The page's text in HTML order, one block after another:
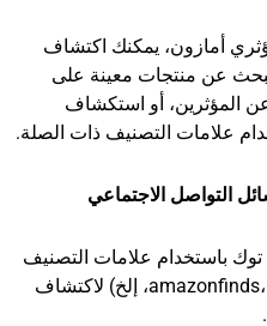
أمازون، يمكنك اكتشاف
عن منتجات معينة على
المؤثرين، أو استكشاف
علامات التصنيف ذات الصلة.
باستخدام علامات التصنيف
ذات الصلة بمجالك (#amazonfinds، #giftguide، إلخ) لاكتشاف